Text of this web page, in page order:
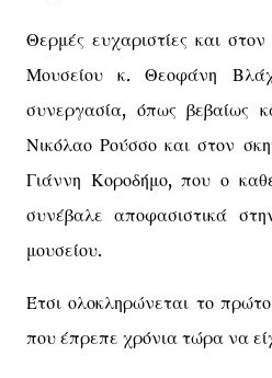
Θερμές ευχαριστίες και
Μουσείου κ. Θεοφάνη
συνεργασία, όπως βεβαίως
Νικόλαο Ρούσσο και στον
Γιάννη Κοροδήμο, που ο
συνέβαλε αποφασιστικά
μουσείου.
Έτσι ολοκληρώνεται το
που έπρεπε χρόνια τώρα να